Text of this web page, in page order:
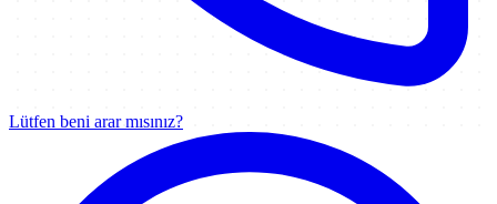
Lütfen beni arar mısınız?